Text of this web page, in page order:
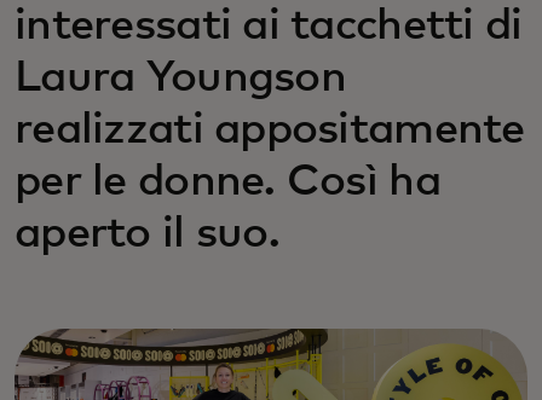
interessati ai tacchetti di
Laura Youngson
realizzati appositamente
per le donne. Così ha
aperto il suo.